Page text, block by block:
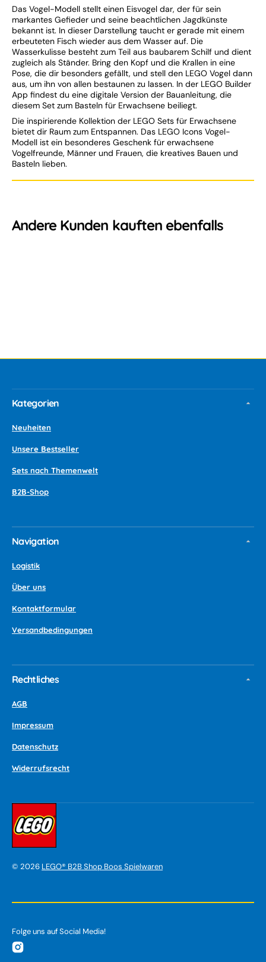
Das Vogel-Modell stellt einen Eisvogel dar, der für sein
markantes Gefieder und seine beachtlichen Jagdkünste
bekannt ist. In dieser Darstellung taucht er gerade mit einem
erbeuteten Fisch wieder aus dem Wasser auf. Die
Wasserkulisse besteht zum Teil aus baubarem Schilf und dient
zugleich als Ständer. Bring den Kopf und die Krallen in eine
Pose, die dir besonders gefällt, und stell den LEGO Vogel dann
aus, um ihn von allen bestaunen zu lassen. In der LEGO Builder
App findest du eine digitale Version der Bauanleitung, die
diesem Set zum Basteln für Erwachsene beiliegt.
Die inspirierende Kollektion der LEGO Sets für Erwachsene
bietet dir Raum zum Entspannen. Das LEGO Icons Vogel-
Modell ist ein besonderes Geschenk für erwachsene
Vogelfreunde, Männer und Frauen, die kreatives Bauen und
Basteln lieben.
Andere Kunden kauften ebenfalls
Kategorien
Neuheiten
Unsere Bestseller
Sets nach Themenwelt
B2B-Shop
Navigation
Logistik
Über uns
Kontaktformular
Versandbedingungen
Rechtliches
AGB
Impressum
Datenschutz
Widerrufsrecht
© 2026 LEGO® B2B Shop Boos Spielwaren
Folge uns auf Social Media!
Instagram